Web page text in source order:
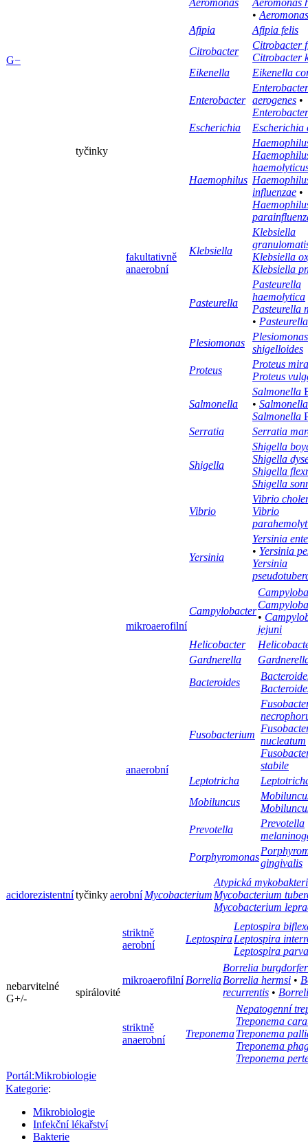
G−
tyčinky
fakultativně
anaerobní
Aeromonas
Aeromonas
•
Afipia
Afipia felis
Citrobacter
Citrobacter
Citrobacter
Eikenella
Eikenella
Enterobacter
Enterobacter
aerogenes •
Escherichia
Escherichia
Haemophilus
influenzae •
Klebsiella
Klebsiella
Klebsiella
Klebsiella
Pasteurella
Pasteurella
haemolytica
Pasteurella
•
Plesiomonas
Plesiomonas
shigelloides
Proteus
Proteus
Proteus
Salmonella
Salmonella
• Salmonella
Salmonella
Serratia
Serratia
Shigella
Shigella
Shigella
Shigella
Shigella
Vibrio
Vibrio
Vibrio
Yersinia
Yersinia
• Yersinia
Yersinia
mikroaerofilní
Campylobacter
•
jejuni
Helicobacter
Gardnerella
anaerobní
Bacteroides
Fusobacterium
nucleatum
stabile
Leptotricha
Mobiluncus
Prevotella
Prevotella
Porphyromonas
gingivalis
acidorezistentnítyčinkyaerobní Mycobacterium
Atypická
Mycobacterium
Mycobacterium
nebarvitelné
G+/-
spirálovité
striktně
aerobní
Leptospira
Leptospira
Leptospira
Leptospira parva
mikroaerofilní Borrelia
Borrelia
Borrelia hermsi •
recurrentis •
striktně
anaerobní
Treponema
Nepatogenní
Treponema
Treponema
Treponema
Treponema
Portál:Mikrobiologie
Kategorie:
Mikrobiologie
Infekční lékařství
Bakterie